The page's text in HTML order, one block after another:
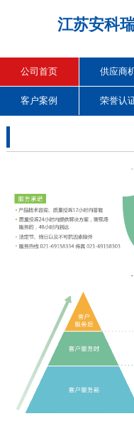
江苏安科
公司首页 供应商
客户案例 荣誉认